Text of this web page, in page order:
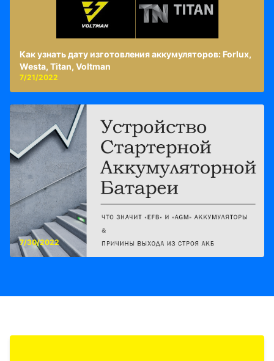
Как узнать дату изготовления аккумуляторов: Forlux,
Westa, Titan, Voltman
7/21/2022
7/30/2022